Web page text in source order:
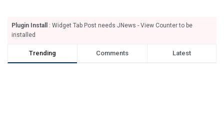
Plugin Install
: Widget Tab Post needs JNews - View Counter to be
installed
Trending Comments Latest